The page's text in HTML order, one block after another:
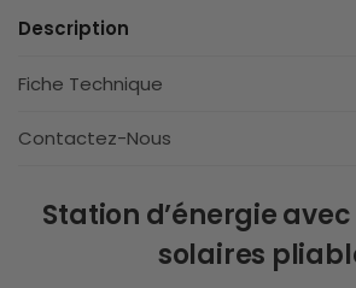
Description
Fiche Technique
Contactez-Nous
Station d’énergie
solaires